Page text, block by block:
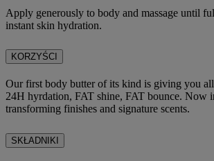
Apply generously to body and massage until
instant skin hydration.
KORZYŚCI
Our first body butter of its kind is giving you
24H hyrdation, FAT shine, FAT bounce. Now
transforming finishes and signature scents.
SKŁADNIKI